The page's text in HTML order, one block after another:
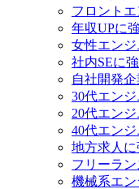
フロント
年収UPに
女性エン
社内SEに
自社開発
30代エン
20代エン
40代エン
地方求人に
フリーラ
機械系エ